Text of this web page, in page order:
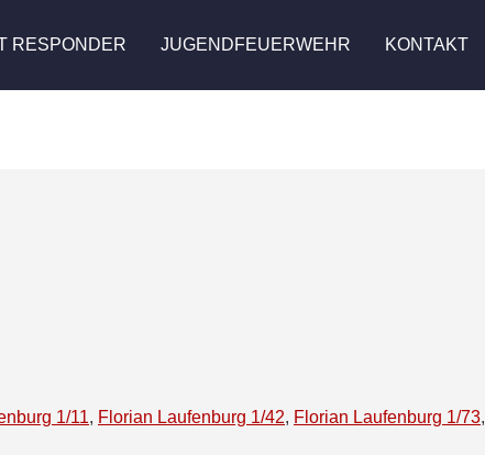
RESPONDER JUGENDFEUERWEHR KONTAKT
1/11, Florian Laufenburg 1/42, Florian Laufenburg 1/73,